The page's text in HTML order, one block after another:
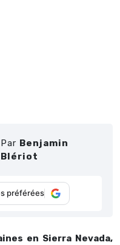
Par Benjamin
Blériot
préférées
en Sierra Nevada,